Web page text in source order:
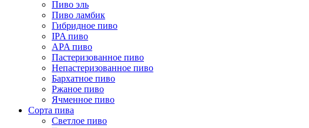
Пиво эль
Пиво ламбик
Гибридное пиво
IPA пиво
APA пиво
Пастеризованное пиво
Непастеризованное пиво
Бархатное пиво
Ржаное пиво
Ячменное пиво
Сорта пива
Светлое пиво